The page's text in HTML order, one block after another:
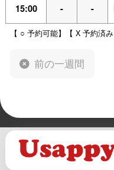
15:00 - -
【 ○ 予約可能】【 X 予約済
前の一週間